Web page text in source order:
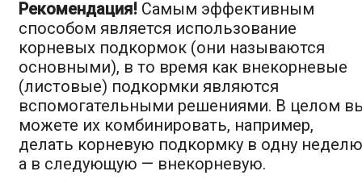
Рекомендация! Самым эффективным
способом является использование
корневых подкормок (они называются
основными), в то время как внекорневые
(листовые) подкормки являются
вспомогательными решениями. В целом
можете их комбинировать, например,
делать корневую подкормку в одну
а в следующую — внекорневую.